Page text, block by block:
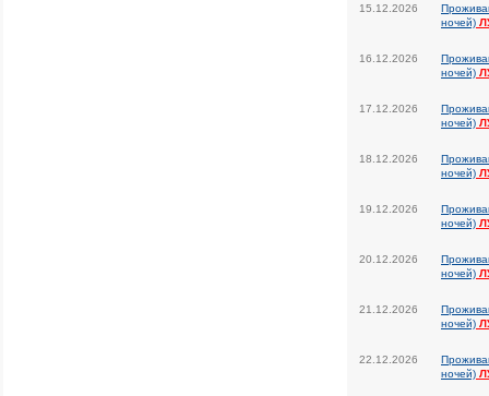
15.12.2026
ночей)
16.12.2026
ночей)
17.12.2026
ночей)
18.12.2026
ночей)
19.12.2026
ночей)
20.12.2026
ночей)
21.12.2026
ночей)
22.12.2026
ночей)